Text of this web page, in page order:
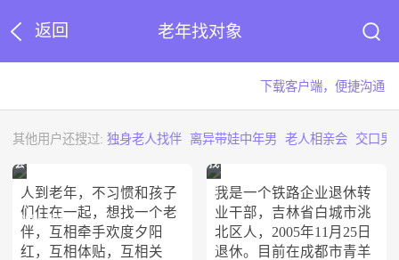
返回 老年找对象
下载客户端，便捷沟通
其他用户还搜过:独身老人找伴 离异带娃中年男 老人相亲会 交口男
会
员
83655150
人到老年，不习惯和孩子
们住在一起，想找一个老
伴，互相牵手欢度夕阳
红，互相体贴，互相关
找
我
的
另
我是一个铁路企业退休转
业干部，吉林省白城市洮
北区人，2005年11月25日
退休。目前在成都市青羊